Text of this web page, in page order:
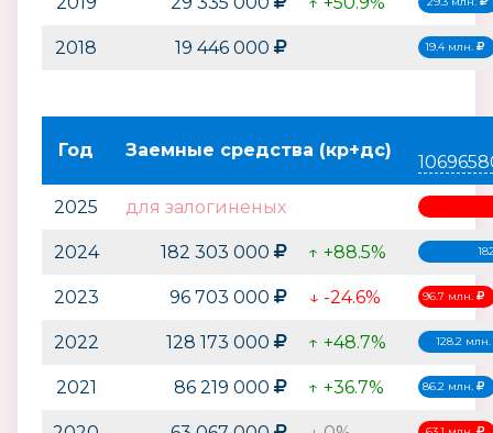
2018 19 446 000 19.4 млн.
Год Заемные средства (кр+дс)
2025 для залогиненых
2024 182 303 000 ↑ +88.5%
2023 96 703 000 ↓ -24.6% 96.7 млн.
2022 128 173 000 ↑ +48.7% 128.2
2021 86 219 000 ↑ +36.7% 86.2 млн.